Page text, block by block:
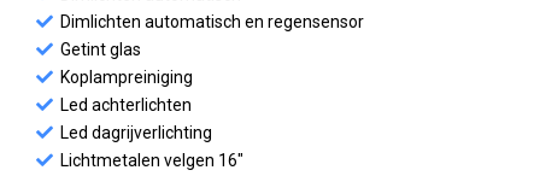
Dimlichten automatisch en regensensor
Getint glas
Koplampreiniging
Led achterlichten
Led dagrijverlichting
Lichtmetalen velgen 16"